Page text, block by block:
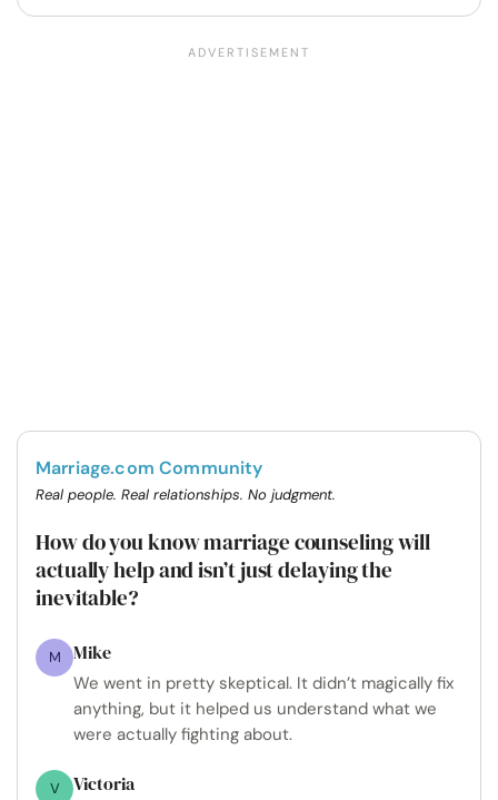
Marriage.com Community
Real people. Real relationships. No judgment.
How do you know marriage counseling will
actually help and isn’t just delaying the
inevitable?
M Mike
We went in pretty skeptical. It didn’t magically fix
anything, but it helped us understand what we
were actually fighting about.
V Victoria